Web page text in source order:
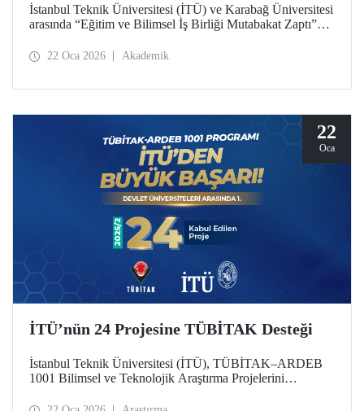
İstanbul Teknik Üniversitesi (İTÜ) ve Karabağ Üniversitesi
arasında “Eğitim ve Bilimsel İş Birliği Mutabakat Zaptı”
bilimsel çalışmalara, bilgi ve materyal paylaşımından çift
yükseköğretimde iş birliğini derinleştirmek ve bağları
22 Oca 2026 Akademik
22
Oca
İTÜ’nün 24 Projesine TÜBİTAK Desteği
İstanbul Teknik Üniversitesi (İTÜ), TÜBİTAK–ARDEB
1001 Bilimsel ve Teknolojik Araştırma Projelerini
değerlendirme sonuçlarına göre 24 projesiyle